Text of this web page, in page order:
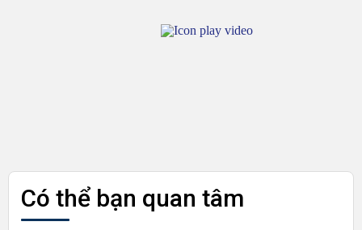
video HDSD KEO DÁN GẠCH LEMAN
Có thể bạn quan tâm